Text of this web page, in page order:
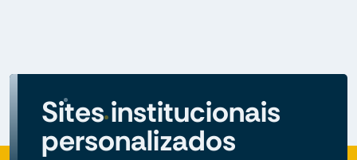
Sites institucionais
personalizados